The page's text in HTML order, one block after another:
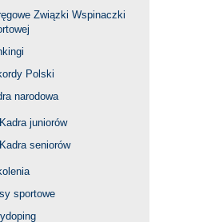
Związki Wspinaczki
Polski
narodowa
Kadra juniorów
Kadra seniorów
sportowe